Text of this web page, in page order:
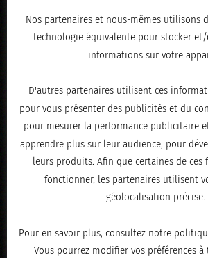
SOOLKING-
17032019-
Nos partenaires et nous-mêmes utilisons
technologie équivalente pour stocker et/
informations sur votre
D'autres partenaires utilisent ces
pour vous présenter des publicités et du
pour mesurer la performance publicitaire
apprendre plus sur leur audience; pour
leurs produits. Afin que certaines de ces
fonctionner, les partenaires utilisent
géolocalisation précise.
Pour en savoir plus, consultez notre
Vous pourrez modifier vos préférences